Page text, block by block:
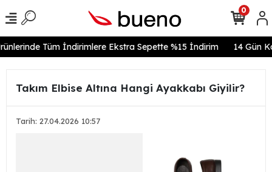
Tüm İndirimlere Ekstra Sepette %15 İndirim 14 Gün
0
Takım Elbise Altına Hangi Ayakkabı Giyilir?
Tarih: 27.04.2026 10:57